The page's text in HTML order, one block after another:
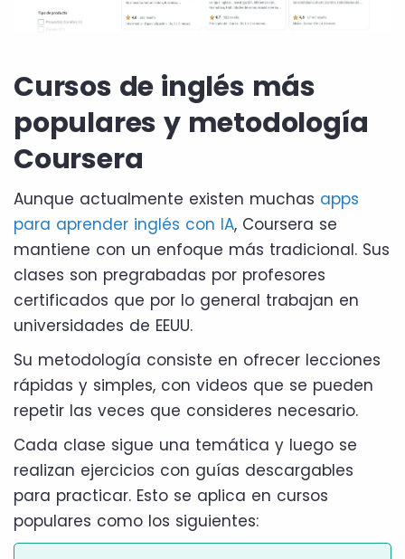
Cursos de inglés más
populares y metodología
Coursera
Aunque actualmente existen muchas apps
para aprender inglés con IA, Coursera se
mantiene con un enfoque más tradicional. Sus
clases son pregrabadas por profesores
certificados que por lo general trabajan en
universidades de EEUU.
Su metodología consiste en ofrecer lecciones
rápidas y simples, con videos que se pueden
repetir las veces que consideres necesario.
Cada clase sigue una temática y luego se
realizan ejercicios con guías descargables
para practicar. Esto se aplica en cursos
populares como los siguientes: